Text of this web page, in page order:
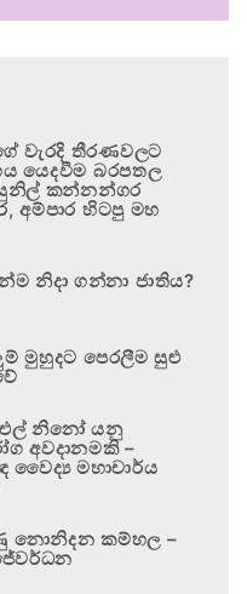
වැරදි තීරණවලට
යෙදවීම බරපතල
කන්නන්ගර
අම්පාර හිටපු මහ
නිදා ගන්නා ජාතිය?
මුහුදට පෙරලීම සුළු
එල් නිනෝ යනු
අවදානමකි –
වෛද්‍ය මහාචාර්ය
නොනිදන කම්හල –